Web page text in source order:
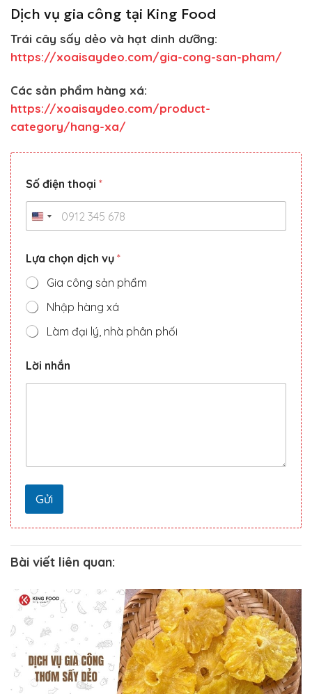
Dịch vụ gia công tại King Food
Trái cây sấy dẻo và hạt dinh dưỡng:
https://xoaisaydeo.com/gia-cong-san-pham/
Các sản phẩm hàng xá:
https://xoaisaydeo.com/product-
category/hang-xa/
Số điện thoại *
Lựa chọn dịch vụ *
Gia công sản phẩm
Nhập hàng xá
Làm đại lý, nhà phân phối
i
ệ
n
Lời nhắn
Gửi
Bài viết liên quan: